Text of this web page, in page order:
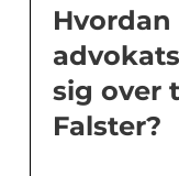
Hvordan
sig over
Falster?